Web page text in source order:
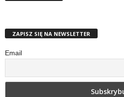
ZAPISZ SIĘ NA NEWSLETTER
Email